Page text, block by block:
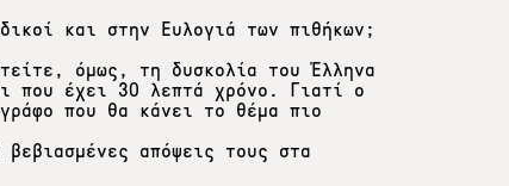
και στην Ευλογιά των πιθήκων;
όμως, τη δυσκολία του Έλληνα
που έχει 30 λεπτά χρόνο. Γιατί ο
που θα κάνει το θέμα πιο
απόψεις τους στα